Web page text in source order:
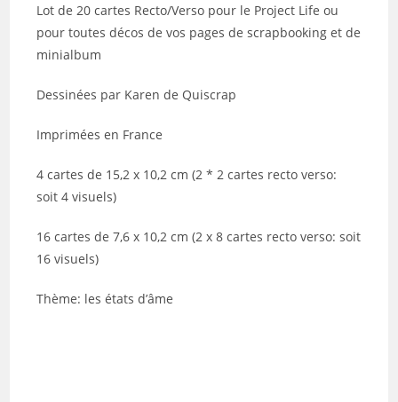
Lot de 20 cartes Recto/Verso pour le Project Life ou
pour toutes décos de vos pages de scrapbooking et de
minialbum
Dessinées par Karen de Quiscrap
Imprimées en France
4 cartes de 15,2 x 10,2 cm (2 * 2 cartes recto verso:
soit 4 visuels)
16 cartes de 7,6 x 10,2 cm (2 x 8 cartes recto verso: soit
16 visuels)
Thème: les états d’âme